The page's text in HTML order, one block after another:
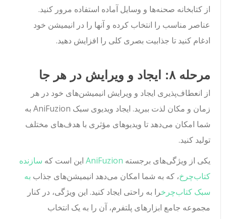
از کتابخانه صحنه‌ها و وسایل آماده استفاده مرور کنید.
عناصر مناسب را انتخاب کرده و آنها را در انیمیشن خود
ادغام کنید تا جذابیت بصری کلی را افزایش دهید.
مرحله ۸: ایجاد و ویرایش در هر جا
از انعطاف‌پذیری ایجاد و ویرایش انیمیشن‌های خود در هر
زمان و مکان لذت ببرید. ایجاد ویدیوی سبک AniFuzion به
شما امکان می‌دهد تا ویدیوهای مؤثری با هدف‌های مختلف
تولید کنید.
یکی از ویژگی‌های برجستهAniFuzionاین است کهسازنده
کتاب‌چرخ ، که به شما امکان می‌دهد انیمیشن‌های جذاببه
سبک کتاب‌چرخ را به راحتی ایجاد کنید. این ویژگی، در کنار
مجموعه جامع ابزارهای پلتفرم، آن را به یک انتخاب